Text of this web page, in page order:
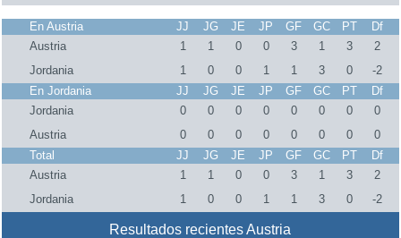
En Austria JJ JG JE JP GF GC PT
Df
Austria
1 1 0 0 3 1 3
2
Jordania
1 0 0 1 1 3 0
-2
En Jordania
JJ JG JE JP GF GC PT
Df
Jordania
0 0 0 0 0 0 0
0
Austria
0 0 0 0 0 0 0
0
Total
JJ JG JE JP GF GC PT
Df
Austria
1 1 0 0 3 1 3
2
Jordania
1 0 0 1 1 3 0 -2
Resultados recientes Austria